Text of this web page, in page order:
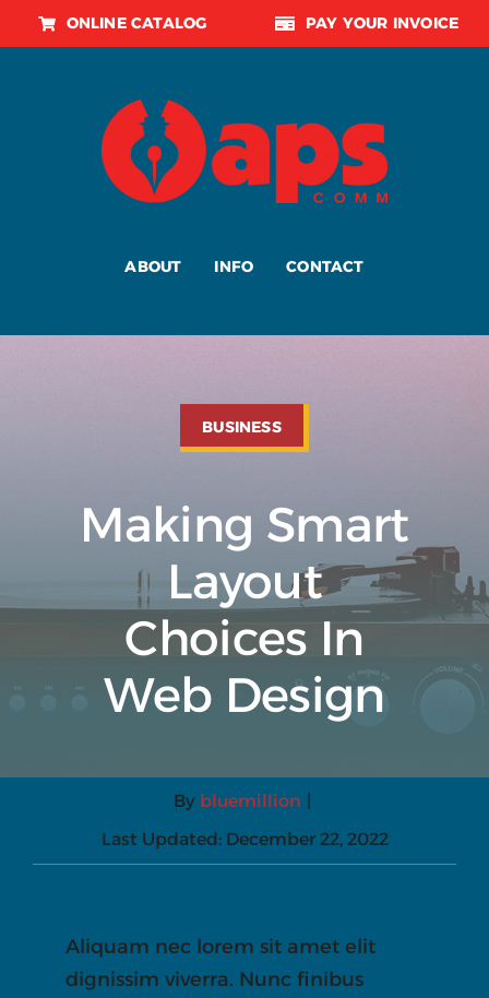
Skip
to
ABOUT INFO CONTACT
ONLINE CATALOG PAY YOUR INVOICE
BUSINESS
Making Smart
Layout
Choices In
Web Design
By bluemillion
Last Updated: December 22, 2022
Aliquam nec lorem sit amet elit
dignissim viverra. Nunc finibus